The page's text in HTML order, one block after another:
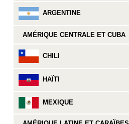
ARGENTINE
AMÉRIQUE CENTRALE ET CUBA
CHILI
HAÏTI
MEXIQUE